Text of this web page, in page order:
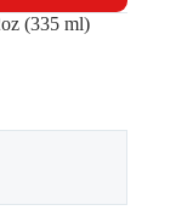
(335 ml)